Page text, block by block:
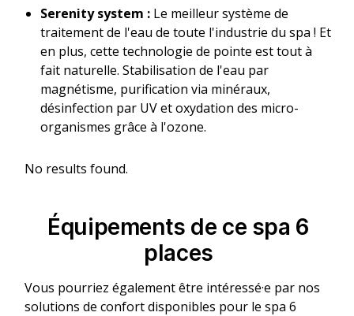
Serenity system :Le meilleur système de
traitement de l'eau de toute l'industrie du spa ! Et
en plus, cette technologie de pointe est tout à
fait naturelle. Stabilisation de l'eau par
magnétisme, purification via minéraux,
désinfection par UV et oxydation des micro-
organismes grâce à l'ozone.
No results found.
Équipements de ce spa 6
places
Vous pourriez également être intéressé·e par nos
solutions de confort disponibles pour le spa 6